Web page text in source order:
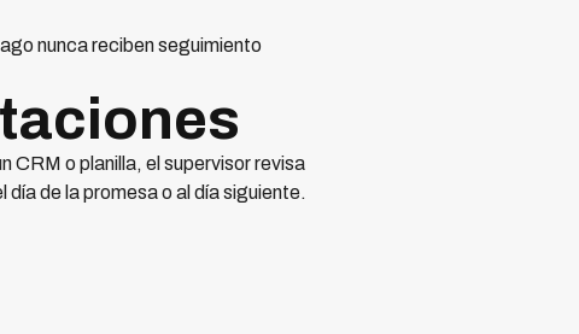
nunca reciben seguimiento
CRM o planilla, el supervisor revisa
de la promesa o al día siguiente.